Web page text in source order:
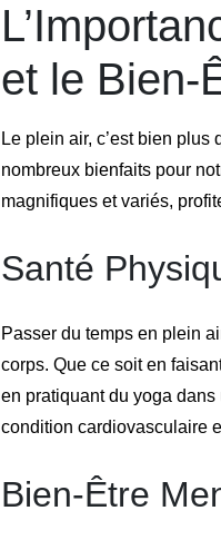
et le Bien-
Le plein air, c’est bien plus
nombreux bienfaits pour
magnifiques et variés,
Santé
Passer du temps en plein
corps. Que ce soit en
en pratiquant du yoga
condition cardiovasculaire
Bien-Être